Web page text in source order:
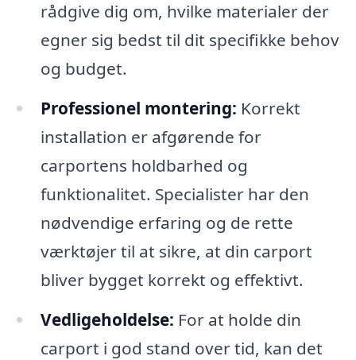
rådgive dig om, hvilke materialer der
egner sig bedst til dit specifikke behov
og budget.
Professionel montering: Korrekt
installation er afgørende for
carportens holdbarhed og
funktionalitet. Specialister har den
nødvendige erfaring og de rette
værktøjer til at sikre, at din carport
bliver bygget korrekt og effektivt.
Vedligeholdelse: For at holde din
carport i god stand over tid, kan det